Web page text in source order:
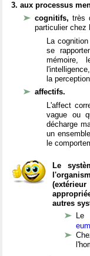
3. aux processus
cognitifs,très
particulier chez
La
se
mémoire,
la
affectifs.
L'affect
vague ou
décharge
un
le
Le
autres